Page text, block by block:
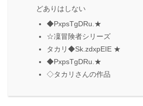
どありはしない
◆PxpsTgDRu.★
☆凜冒険者シリーズ
タカリ◆Sk.zdxpEIE ★
◆PxpsTgDRu.★
◇タカリさんの作品